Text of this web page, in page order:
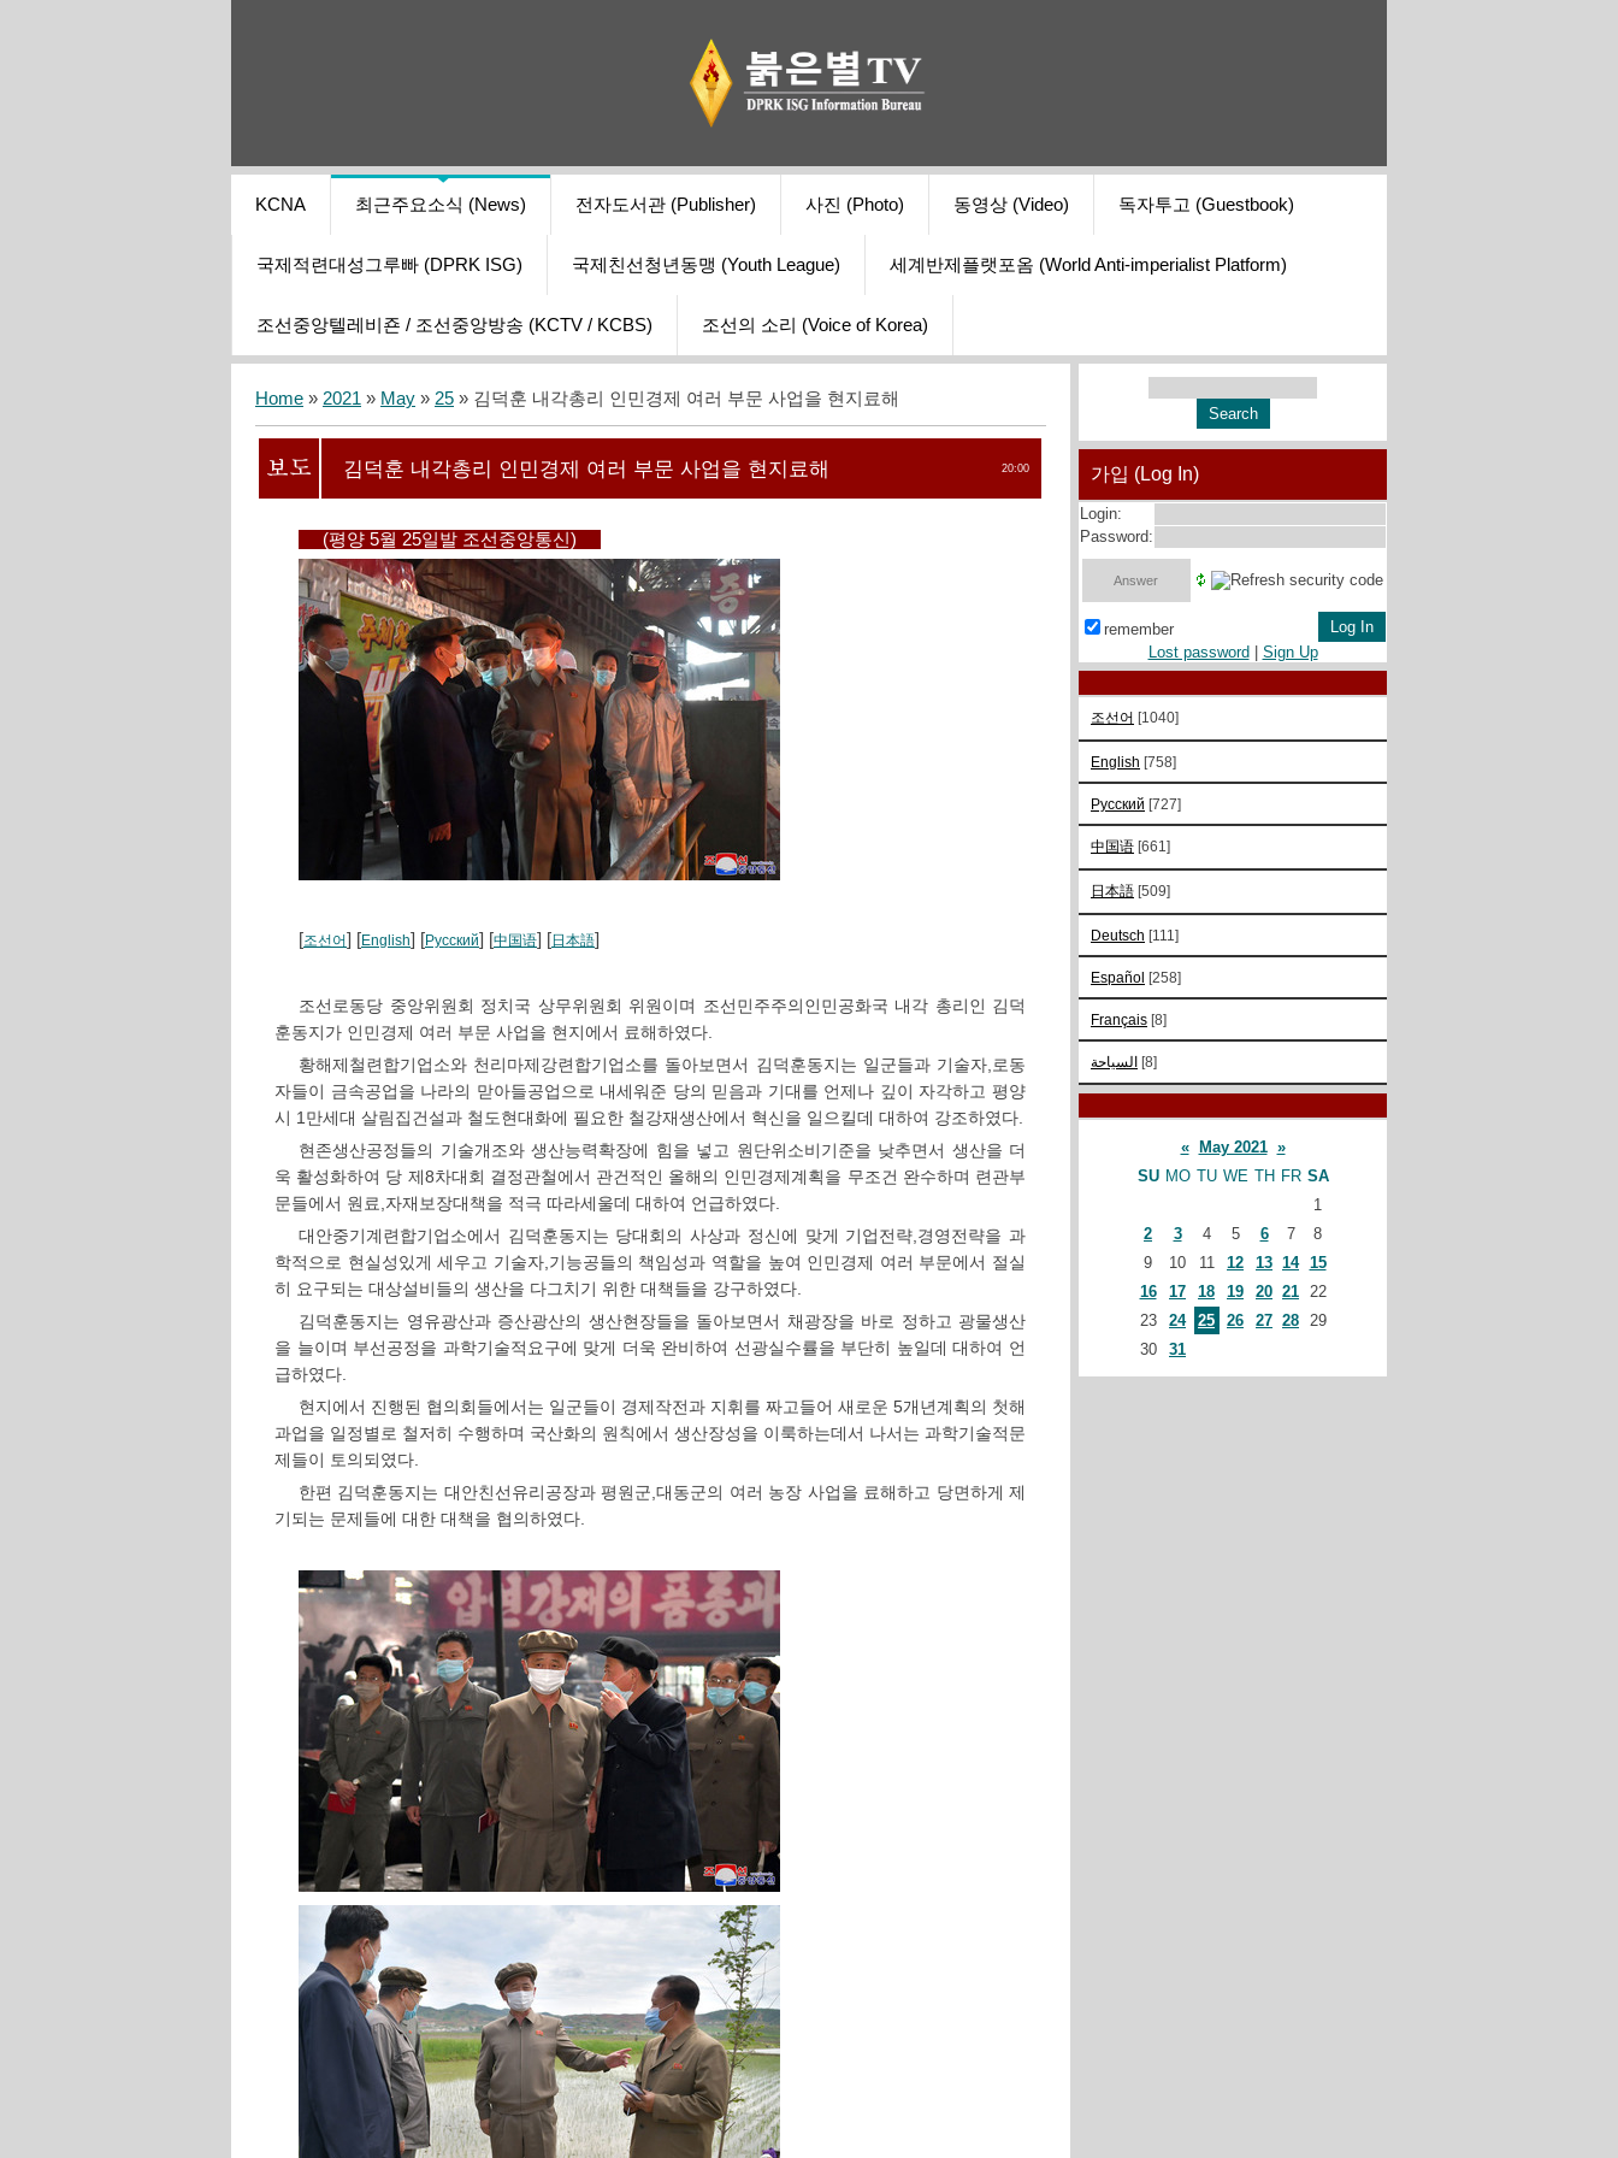
KCNA 최근주요소식 (News) 전자도서관 (Publisher) 사진 (Photo) 동영상 (Video) 독자투고 (Guestbook)
국제적련대성그루빠 (DPRK ISG) 국제친선청년동맹 (Youth League) 세계반제플랫포옴 (World Anti-imperialist Platform)
조선중앙텔레비죤 / 조선중앙방송 (KCTV / KCBS) 조선의 소리 (Voice of Korea)
Home » 2021 » May » 25 » 김덕훈 내각총리 인민경제 여러 부문 사업을 현지료해
20:00
김덕훈 내각총리 인민경제 여러 부문 사업을 현지료해
(평양 5월 25일발 조선중앙통신)
[조선어] [English] [Русский] [中国语] [日本語]
조선로동당 중앙위원회 정치국 상무위원회 위원이며 조선민주주의인민공화국 내각 총리인 김덕
훈동지가 인민경제 여러 부문 사업을 현지에서 료해하였다.
황해제철련합기업소와 천리마제강련합기업소를 돌아보면서 김덕훈동지는 일군들과 기술자,로동
자들이 금속공업을 나라의 맏아들공업으로 내세워준 당의 믿음과 기대를 언제나 깊이 자각하고 평양
시 1만세대 살림집건설과 철도현대화에 필요한 철강재생산에서 혁신을 일으킬데 대하여 강조하였다.
현존생산공정들의 기술개조와 생산능력확장에 힘을 넣고 원단위소비기준을 낮추면서 생산을 더
욱 활성화하여 당 제8차대회 결정관철에서 관건적인 올해의 인민경제계획을 무조건 완수하며 련관부
문들에서 원료,자재보장대책을 적극 따라세울데 대하여 언급하였다.
대안중기계련합기업소에서 김덕훈동지는 당대회의 사상과 정신에 맞게 기업전략,경영전략을 과
학적으로 현실성있게 세우고 기술자,기능공들의 책임성과 역할을 높여 인민경제 여러 부문에서 절실
히 요구되는 대상설비들의 생산을 다그치기 위한 대책들을 강구하였다.
김덕훈동지는 영유광산과 증산광산의 생산현장들을 돌아보면서 채광장을 바로 정하고 광물생산
을 늘이며 부선공정을 과학기술적요구에 맞게 더욱 완비하여 선광실수률을 부단히 높일데 대하여 언
급하였다.
현지에서 진행된 협의회들에서는 일군들이 경제작전과 지휘를 짜고들어 새로운 5개년계획의 첫해
과업을 일정별로 철저히 수행하며 국산화의 원칙에서 생산장성을 이룩하는데서 나서는 과학기술적문
제들이 토의되였다.
한편 김덕훈동지는 대안친선유리공장과 평원군,대동군의 여러 농장 사업을 료해하고 당면하게 제
기되는 문제들에 대한 대책을 협의하였다.
가입 (Log In)
Login:
Password:
remember
Lost password
Sign Up
조선어 [1040]
English [758]
Русский [727]
中国语 [661]
日本語 [509]
Deutsch [111]
Español [258]
Français [8]
السياحة [8]
« May 2021 »
SU MO TU WE TH FR SA
1
2
3 4 5 6 7
8
9
10 11 12 13 14 15
16
17 18 19 20 21 22
23
24 25 26 27 28 29
30
31